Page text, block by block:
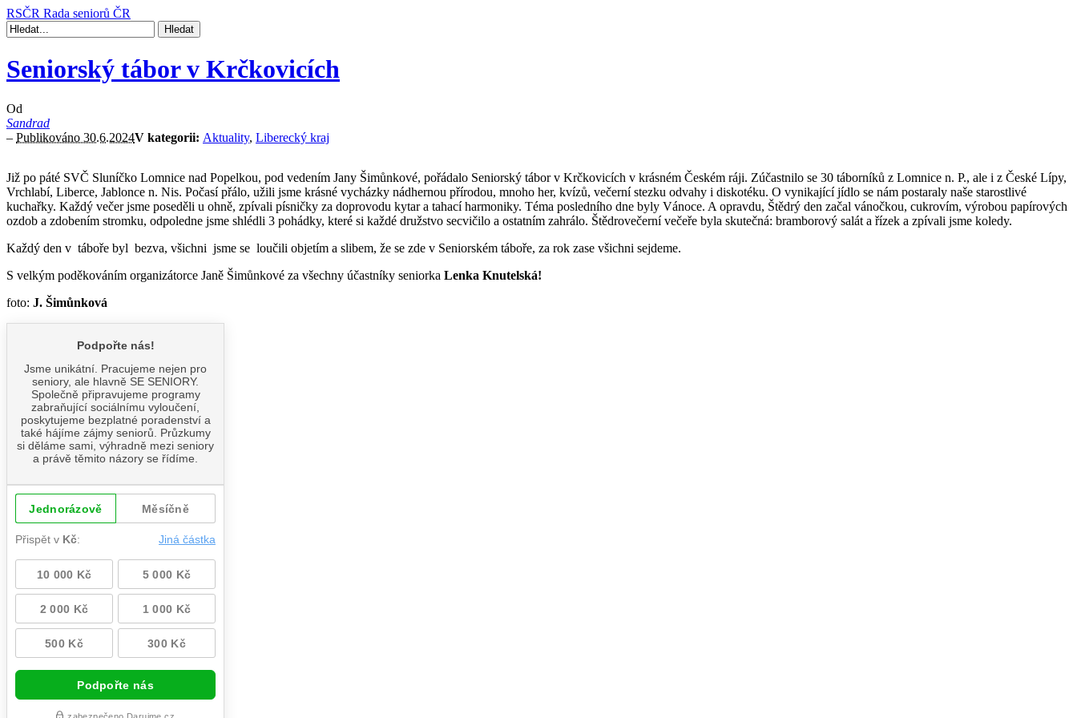
RSČR Rada seniorů ČR
Seniorský tábor v Krčkovicích
Od
Sandrad
– Publikováno 30.6.2024V kategorii: Aktuality, Liberecký kraj
Již po páté SVČ Sluníčko Lomnice nad Popelkou, pod vedením Jany Šimůnkové, pořádalo Seniorský tábor v Krčkovicích v krásném Českém ráji. Zúčastnilo se 30 táborníků z Lomnice n. P., ale i z České Lípy,
Vrchlabí, Liberce, Jablonce n. Nis. Počasí přálo, užili jsme krásné vycházky nádhernou přírodou, mnoho her, kvízů, večerní stezku odvahy i diskotéku. O vynikající jídlo se nám postaraly naše starostlivé
kuchařky. Každý večer jsme poseděli u ohně, zpívali písničky za doprovodu kytar a tahací harmoniky. Téma posledního dne byly Vánoce. A opravdu, Štědrý den začal vánočkou, cukrovím, výrobou papírových
ozdob a zdobením stromku, odpoledne jsme shlédli 3 pohádky, které si každé družstvo secvičilo a ostatním zahrálo. Štědrovečerní večeře byla skutečná: bramborový salát a řízek a zpívali jsme koledy.
Každý den v táboře byl bezva, všichni jsme se loučili objetím a slibem, že se zde v Seniorském táboře, za rok zase všichni sejdeme.
S velkým poděkováním organizátorce Janě Šimůnkové za všechny účastníky seniorka Lenka Knutelská!
foto: J. Šimůnková